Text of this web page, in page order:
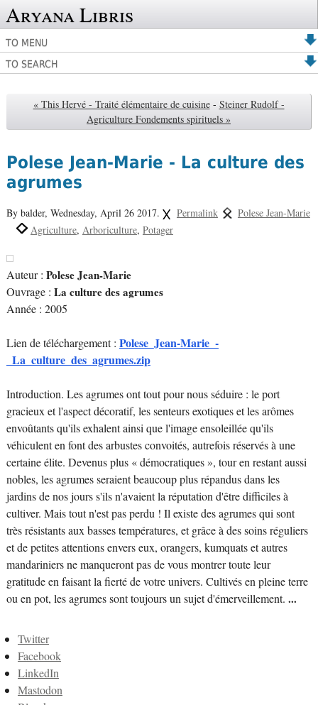
Aryana Libris
TO MENU
TO SEARCH
« This Hervé - Traité élémentaire de cuisine - Steiner Rudolf -
Agriculture Fondements spirituels »
Polese Jean-Marie - La culture des
agrumes
By balder, Wednesday, April 26 2017. Permalink
Polese Jean-Marie
Agriculture Arboriculture Potager
Auteur : Polese Jean-Marie
Ouvrage : La culture des agrumes
Année : 2005
Lien de téléchargement : Polese_Jean-Marie_-
_La_culture_des_agrumes.zip
Introduction. Les agrumes ont tout pour nous séduire : le port
gracieux et l'aspect décoratif, les senteurs exotiques et les arômes
envoûtants qu'ils exhalent ainsi que l'image ensoleillée qu'ils
véhiculent en font des arbustes convoités, autrefois réservés à une
certaine élite. Devenus plus « démocratiques », tour en restant aussi
nobles, les agrumes seraient beaucoup plus répandus dans les
jardins de nos jours s'ils n'avaient la réputation d'être difficiles à
cultiver. Mais tout n'est pas perdu ! Il existe des agrumes qui sont
très résistants aux basses températures, et grâce à des soins réguliers
et de petites attentions envers eux, orangers, kumquats et autres
mandariniers ne manqueront pas de vous montrer toute leur
gratitude en faisant la fierté de votre univers. Cultivés en pleine terre
ou en pot, les agrumes sont toujours un sujet d'émerveillement. ...
Twitter
Facebook
LinkedIn
Mastodon